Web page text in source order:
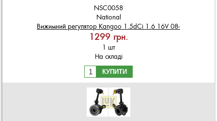
NSC0058
National
Вижимний регулятор Kangoo 1.5dCi 1.6 16V 08-
1299 грн.
1 шт
На складі
КУПИТИ